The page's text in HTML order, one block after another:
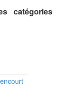
catégories